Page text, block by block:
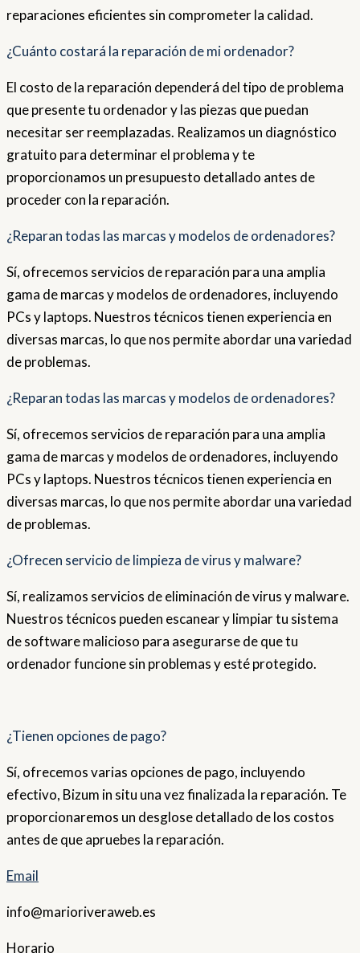
reparaciones eficientes sin comprometer la calidad.
¿Cuánto costará la reparación de mi ordenador?
El costo de la reparación dependerá del tipo de problema
que presente tu ordenador y las piezas que puedan
necesitar ser reemplazadas. Realizamos un diagnóstico
gratuito para determinar el problema y te
proporcionamos un presupuesto detallado antes de
proceder con la reparación.
¿Reparan todas las marcas y modelos de ordenadores?
Sí, ofrecemos servicios de reparación para una amplia
gama de marcas y modelos de ordenadores, incluyendo
PCs y laptops. Nuestros técnicos tienen experiencia en
diversas marcas, lo que nos permite abordar una variedad
de problemas.
¿Reparan todas las marcas y modelos de ordenadores?
Sí, ofrecemos servicios de reparación para una amplia
gama de marcas y modelos de ordenadores, incluyendo
PCs y laptops. Nuestros técnicos tienen experiencia en
diversas marcas, lo que nos permite abordar una variedad
de problemas.
¿Ofrecen servicio de limpieza de virus y malware?
Sí, realizamos servicios de eliminación de virus y malware.
Nuestros técnicos pueden escanear y limpiar tu sistema
de software malicioso para asegurarse de que tu
ordenador funcione sin problemas y esté protegido.
¿Tienen opciones de pago?
Sí, ofrecemos varias opciones de pago, incluyendo
efectivo, Bizum in situ una vez finalizada la reparación. Te
proporcionaremos un desglose detallado de los costos
antes de que apruebes la reparación.
Email
info@marioriveraweb.es
Horario